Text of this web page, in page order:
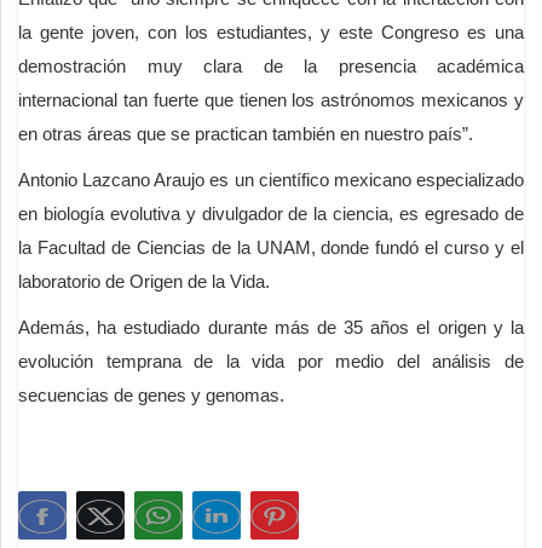
la gente joven, con los estudiantes, y este Congreso es una
demostración muy clara de la presencia académica
internacional tan fuerte que tienen los astrónomos mexicanos y
en otras áreas que se practican también en nuestro país”.
Antonio Lazcano Araujo es un científico mexicano especializado
en biología evolutiva y divulgador de la ciencia, es egresado de
la Facultad de Ciencias de la UNAM, donde fundó el curso y el
laboratorio de Origen de la Vida.
Además, ha estudiado durante más de 35 años el origen y la
evolución temprana de la vida por medio del análisis de
secuencias de genes y genomas.